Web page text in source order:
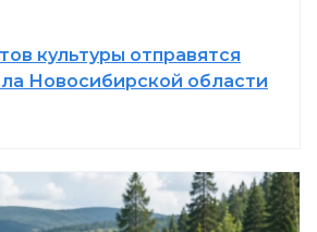
культуры отправятся
Новосибирской области